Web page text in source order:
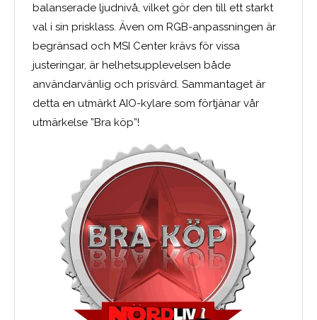
balanserade ljudnivå, vilket gör den till ett starkt
val i sin prisklass. Även om RGB-anpassningen är
begränsad och MSI Center krävs för vissa
justeringar, är helhetsupplevelsen både
användarvänlig och prisvärd. Sammantaget är
detta en utmärkt AIO-kylare som förtjänar vår
utmärkelse ”Bra köp”!